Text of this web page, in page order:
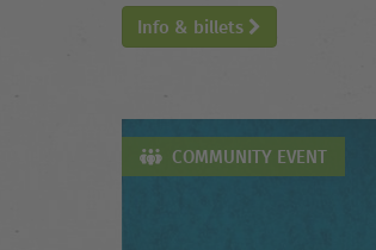
Info & billets
COMMUNITY EVENT